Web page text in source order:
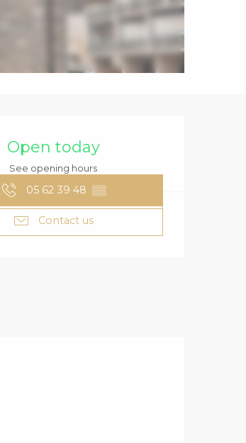
Open today
See opening hours
05 62 39 48 ▒▒
Contact us